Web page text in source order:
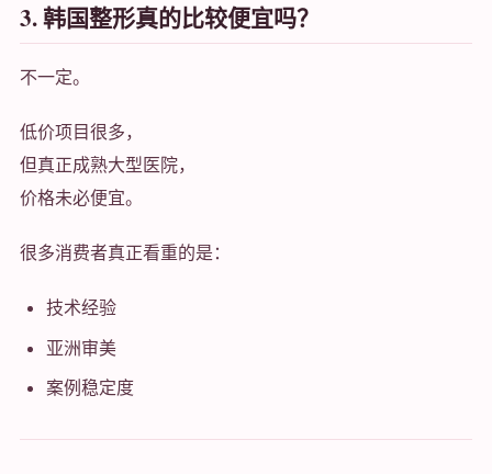
3. 韩国整形真的比较便宜吗？
不一定。
低价项目很多，
但真正成熟大型医院，
价格未必便宜。
很多消费者真正看重的是：
技术经验
亚洲审美
案例稳定度